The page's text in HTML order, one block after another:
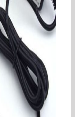
化机补牙固